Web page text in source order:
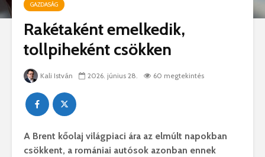
GAZDASÁG
Rakétaként emelkedik,
tollpiheként csökken
Kali István 2026. június 28. 60 megtekintés
A Brent kőolaj világpiaci ára az elmúlt napokban
csökkent, a romániai autósok azonban ennek